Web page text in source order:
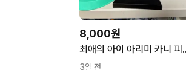
8,000원
최애의
3일 전